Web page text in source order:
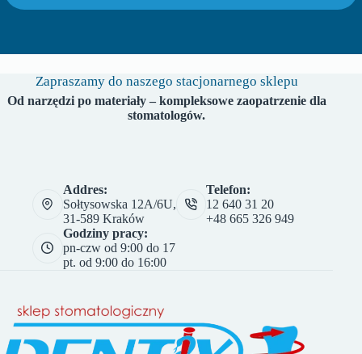
Zapraszamy do naszego stacjonarnego sklepu
Od narzędzi po materiały – kompleksowe zaopatrzenie dla
stomatologów.
Addres:
Sołtysowska 12A/6U,
31-589 Kraków
Telefon:
12 640 31 20
+48 665 326 949
Godziny pracy:
pn-czw od 9:00 do 17
pt. od 9:00 do 16:00